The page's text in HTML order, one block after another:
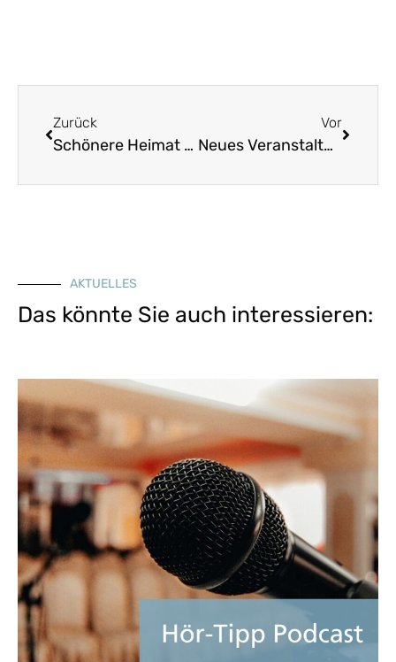
Zurück
Schönere Heimat 2025, Heft 2
Vor
Neues Veranstaltungsprogramm 2. Halbjahr 2025: Vielfältig. Übersichtlich.
AKTUELLES
Das könnte Sie auch interessieren: